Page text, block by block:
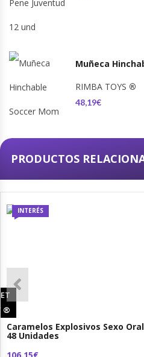
Muñeca
RIMBA TOYS ®
48,19€
PRODUCTOS
INTERÉS
®
Caramelos Explosivos Sexo
48 Unidades